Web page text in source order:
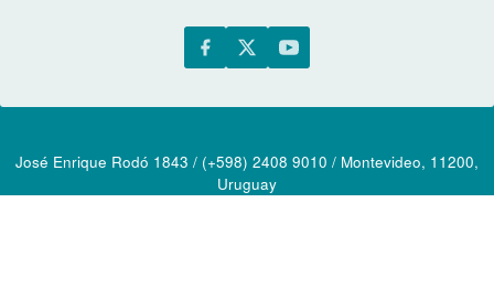
José Enrique Rodó 1843 / (+598) 2408 9010 / Montevideo, 11200,
Uruguay